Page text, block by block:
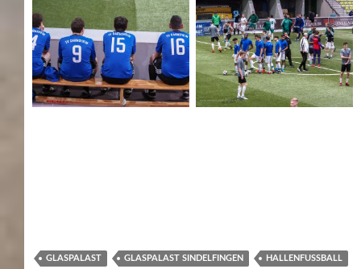
GLASPALAST GLASPALAST SINDELFINGEN HALLENFUSSBALL